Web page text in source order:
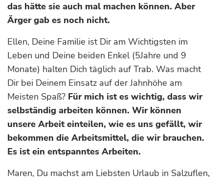
das hätte sie auch mal machen können. Aber
Ärger gab es noch nicht.
Ellen, Deine Familie ist Dir am Wichtigsten im
Leben und Deine beiden Enkel (5Jahre und 9
Monate) halten Dich täglich auf Trab. Was macht
Dir bei Deinem Einsatz auf der Jahnhöhe am
Meisten Spaß? Für mich ist es wichtig, dass wir
selbständig arbeiten können. Wir können
unsere Arbeit einteilen, wie es uns gefällt, wir
bekommen die Arbeitsmittel, die wir brauchen.
Es ist ein entspanntes Arbeiten.
Maren, Du machst am Liebsten Urlaub in Salzuflen,